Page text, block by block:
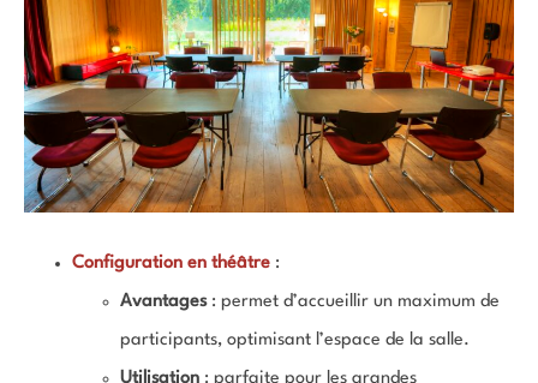
Configuration en théâtre :
Avantages: permet d’accueillir un maximum de
participants, optimisant l’espace de la salle.
Utilisation : parfaite pour les grandes